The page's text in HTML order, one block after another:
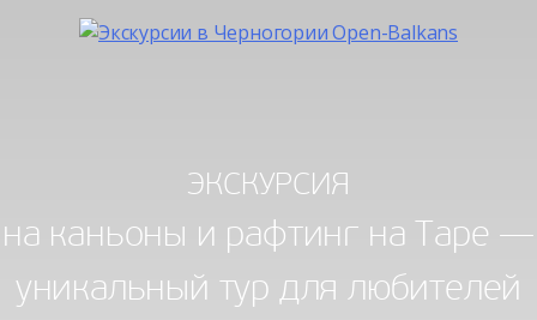
ЭКСКУРСИЯ
на каньоны и рафтинг на Таре —
уникальный тур для любителей